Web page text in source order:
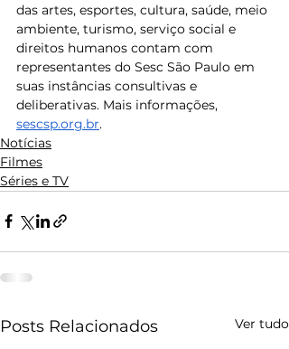
das artes, esportes, cultura, saúde, meio
ambiente, turismo, serviço social e
direitos humanos contam com
representantes do Sesc São Paulo em
suas instâncias consultivas e
deliberativas. Mais informações,
sescsp.org.br.
Notícias
Filmes
Séries e TV
Posts Relacionados Ver tudo